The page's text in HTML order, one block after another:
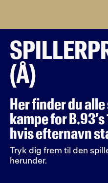
(Å)
Her finder du
kampe for
hvis efternavn
Tryk dig frem til den
herunder.